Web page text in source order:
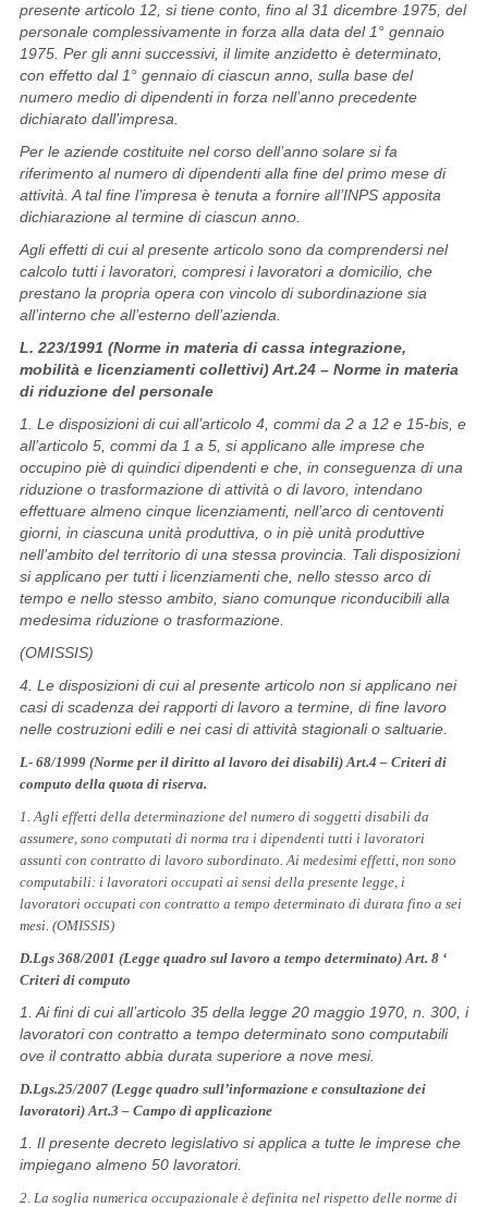
presente articolo 12, si tiene conto, fino al 31 dicembre 1975, del
personale complessivamente in forza alla data del 1° gennaio
1975. Per gli anni successivi, il limite anzidetto è determinato,
con effetto dal 1° gennaio di ciascun anno, sulla base del
numero medio di dipendenti in forza nell’anno precedente
dichiarato dall’impresa.
Per le aziende costituite nel corso dell’anno solare si fa
riferimento al numero di dipendenti alla fine del primo mese di
attività. A tal fine l’impresa è tenuta a fornire all’INPS apposita
dichiarazione al termine di ciascun anno.
Agli effetti di cui al presente articolo sono da comprendersi nel
calcolo tutti i lavoratori, compresi i lavoratori a domicilio, che
prestano la propria opera con vincolo di subordinazione sia
all’interno che all’esterno dell’azienda.
L. 223/1991 (Norme in materia di cassa integrazione,
mobilità e licenziamenti collettivi) Art.24 – Norme in materia
di riduzione del personale
1. Le disposizioni di cui all’articolo 4, commi da 2 a 12 e 15-bis, e
all’articolo 5, commi da 1 a 5, si applicano alle imprese che
occupino piè di quindici dipendenti e che, in conseguenza di una
riduzione o trasformazione di attività o di lavoro, intendano
effettuare almeno cinque licenziamenti, nell’arco di centoventi
giorni, in ciascuna unità produttiva, o in piè unità produttive
nell’ambito del territorio di una stessa provincia. Tali disposizioni
si applicano per tutti i licenziamenti che, nello stesso arco di
tempo e nello stesso ambito, siano comunque riconducibili alla
medesima riduzione o trasformazione.
(OMISSIS)
4. Le disposizioni di cui al presente articolo non si applicano nei
casi di scadenza dei rapporti di lavoro a termine, di fine lavoro
nelle costruzioni edili e nei casi di attività stagionali o saltuarie.
L- 68/1999 (Norme per il diritto al lavoro dei disabili) Art.4 – Criteri di
computo della quota di riserva.
1. Agli effetti della determinazione del numero di soggetti disabili da
assumere, sono computati di norma tra i dipendenti tutti i lavoratori
assunti con contratto di lavoro subordinato. Ai medesimi effetti, non sono
computabili: i lavoratori occupati ai sensi della presente legge, i
lavoratori occupati con contratto a tempo determinato di durata fino a sei
mesi. (OMISSIS)
D.Lgs 368/2001 (Legge quadro sul lavoro a tempo determinato) Art. 8 ‘
Criteri di computo
1. Ai fini di cui all’articolo 35 della legge 20 maggio 1970, n. 300, i
lavoratori con contratto a tempo determinato sono computabili
ove il contratto abbia durata superiore a nove mesi.
D.Lgs.25/2007 (Legge quadro sull’informazione e consultazione dei
lavoratori) Art.3 – Campo di applicazione
1. Il presente decreto legislativo si applica a tutte le imprese che
impiegano almeno 50 lavoratori.
2. La soglia numerica occupazionale è definita nel rispetto delle norme di